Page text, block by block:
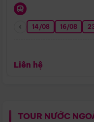
14/08 16/08
Liên hệ
TOUR NƯỚC